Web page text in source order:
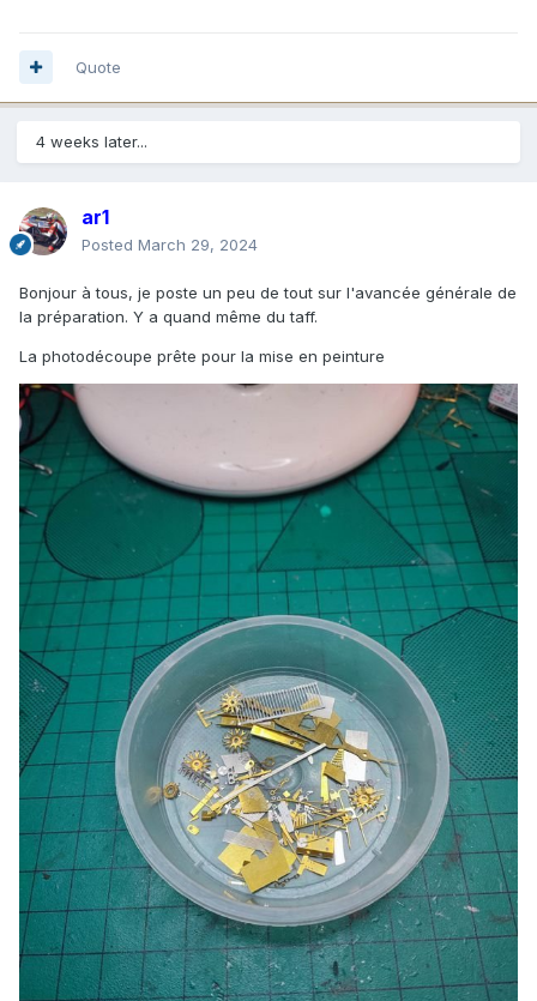
Quote
4 weeks later...
ar1
Posted March 29, 2024
Bonjour à tous, je poste un peu de tout sur l'avancée générale de
la préparation. Y a quand même du taff.
La photodécoupe prête pour la mise en peinture